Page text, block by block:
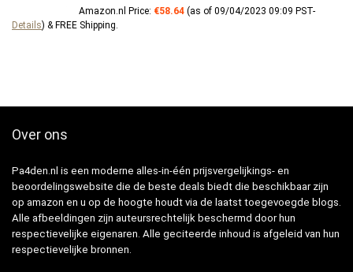
Amazon.nl Price: €58.64 (as of 09/04/2023 09:09 PST-
Details) & FREE Shipping
Over ons
Pa4den.nl is een moderne alles-in-één prijsvergelijkings- en
beoordelingswebsite die de beste deals biedt die beschikbaar zijn
op amazon en u op de hoogte houdt via de laatst toegevoegde blogs.
Alle afbeeldingen zijn auteursrechtelijk beschermd door hun
respectievelijke eigenaren. Alle geciteerde inhoud is afgeleid van hun
respectievelijke bronnen.